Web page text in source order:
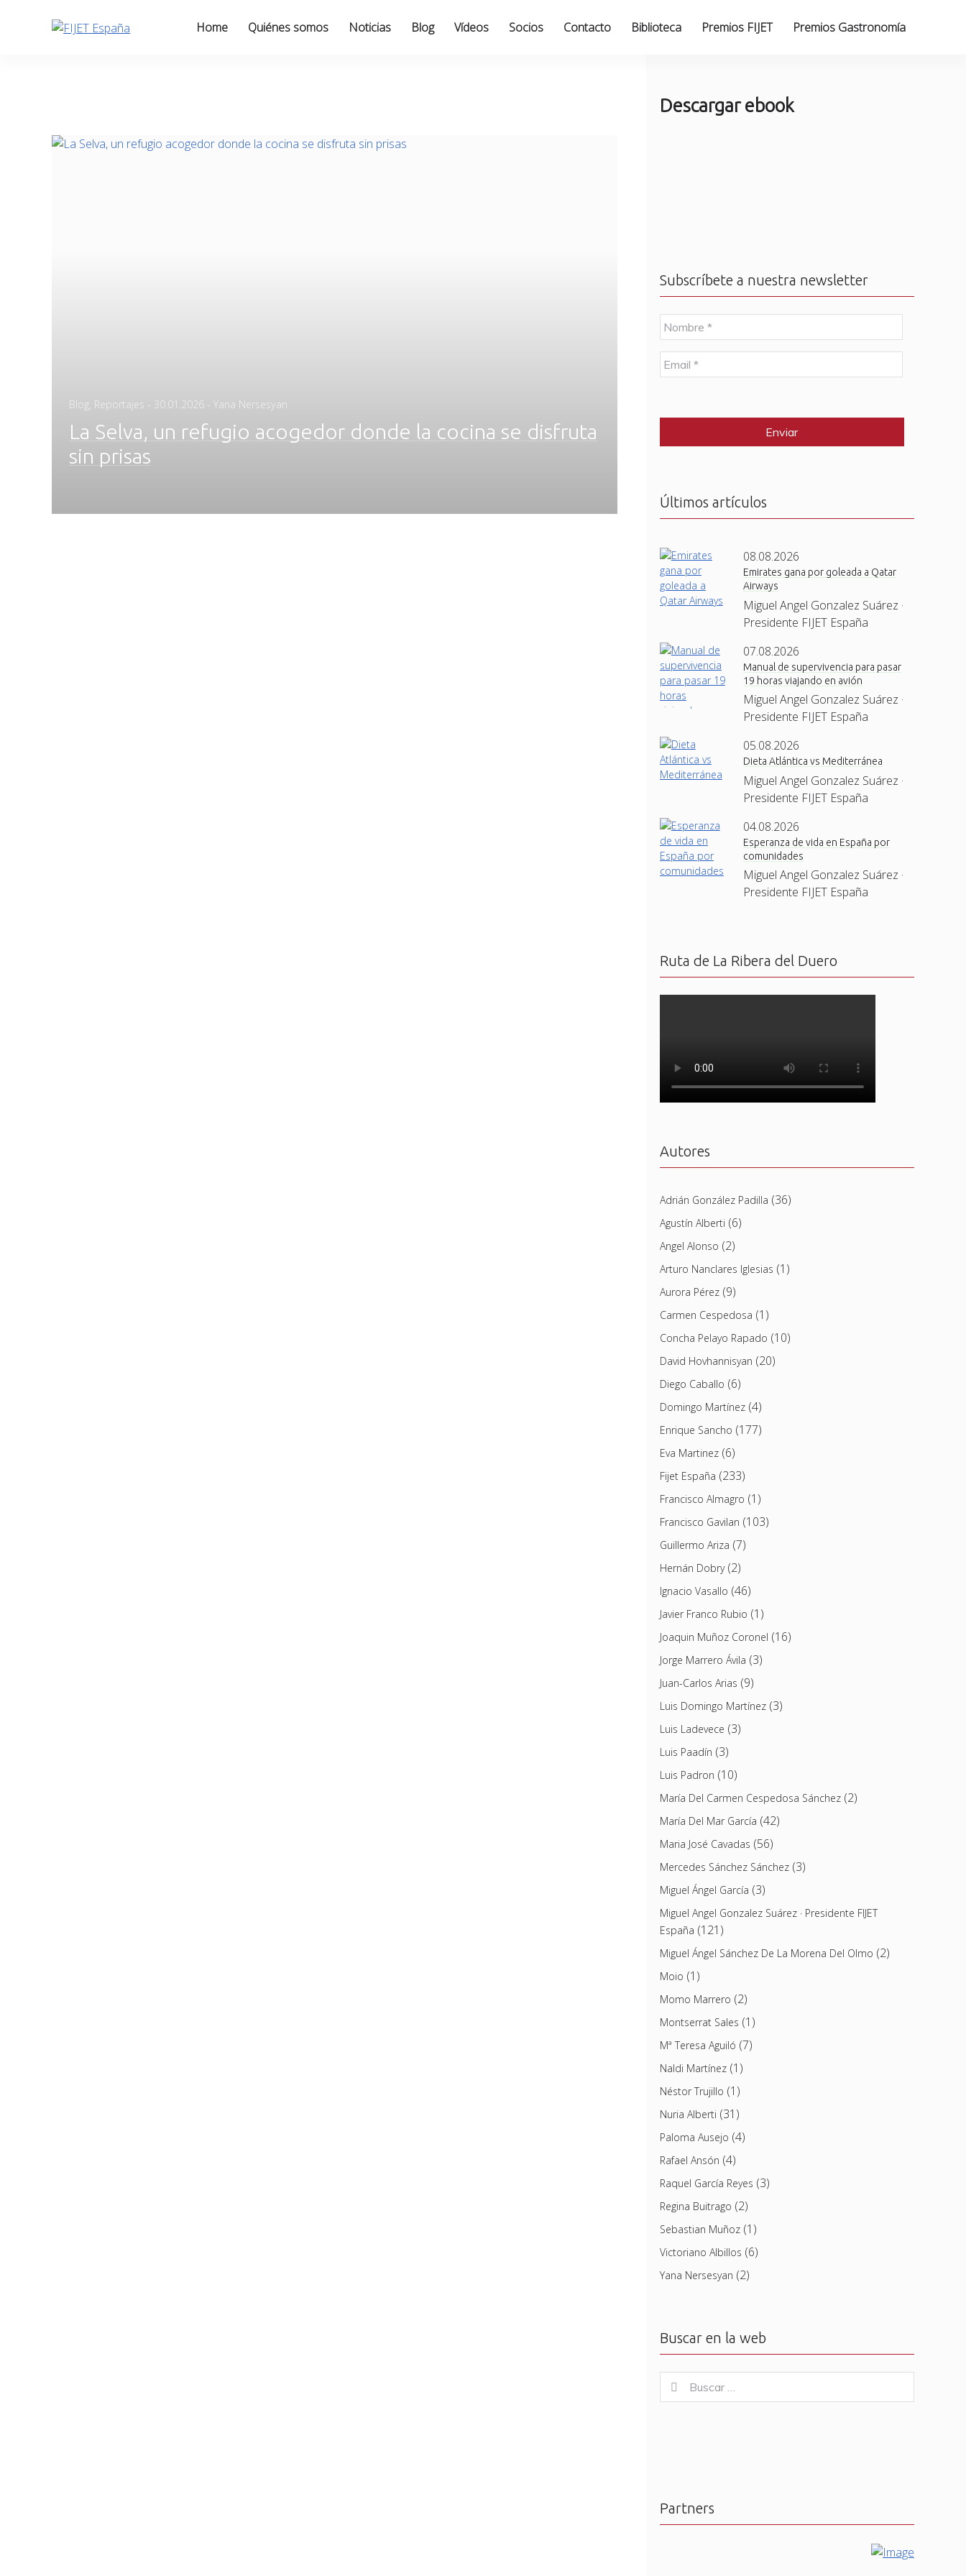
Home Quiénes somos Noticias Blog Vídeos Socios Contacto Biblioteca Premios FIJET Premios Gastronomía
Blog, Reportajes - Posted
30.01.2026 - Yana Nersesyan
La Selva, un refugio acogedor donde la cocina se disfruta
sin prisas
Descargar ebook
Subscríbete a nuestra newsletter
N
o
m
b
r
E
m
l
Últimos artículos
08.08.2026
Emirates gana por goleada a Qatar
Airways
Miguel Angel Gonzalez Suárez ·
Presidente FIJET España
07.08.2026
Manual de supervivencia para pasar
19 horas viajando en avión
Miguel Angel Gonzalez Suárez ·
Presidente FIJET España
05.08.2026
Dieta Atlántica vs Mediterránea
Miguel Angel Gonzalez Suárez ·
Presidente FIJET España
04.08.2026
Esperanza de vida en España por
comunidades
Miguel Angel Gonzalez Suárez ·
Presidente FIJET España
Ruta de La Ribera del Duero
Autores
Adrián González Padilla (36)
Agustín Alberti (6)
Angel Alonso (2)
Arturo Nanclares Iglesias (1)
Aurora Pérez(9)
Carmen Cespedosa (1)
Concha Pelayo Rapado (10)
David Hovhannisyan (20)
Diego Caballo (6)
Domingo Martínez(4)
Enrique Sancho (177)
Eva Martinez(6)
Fijet España (233)
Francisco Almagro (1)
Francisco Gavilan (103)
Guillermo Ariza (7)
Hernán Dobry(2)
Ignacio Vasallo (46)
Javier Franco Rubio (1)
Joaquin Muñoz Coronel (16)
Jorge Marrero Ávila (3)
Juan-Carlos Arias (9)
Luis Domingo Martínez(3)
Luis Ladevece (3)
Luis Paadín (3)
Luis Padron (10)
María Del Carmen Cespedosa Sánchez(2)
María Del Mar García (42)
Maria José Cavadas (56)
Mercedes Sánchez Sánchez(3)
Miguel Ángel García (3)
Miguel Angel Gonzalez Suárez · Presidente FIJET
España (121)
Miguel Ángel Sánchez De La Morena Del Olmo (2)
Moio (1)
Momo Marrero (2)
Montserrat Sales (1)
Mª Teresa Aguiló (7)
Naldi Martínez(1)
Néstor Trujillo (1)
Nuria Alberti (31)
Paloma Ausejo (4)
Rafael Ansón (4)
Raquel García Reyes (3)
Regina Buitrago (2)
Sebastian Muñoz(1)
Victoriano Albillos (6)
Yana Nersesyan (2)
Buscar en la web
for:
Buscar
Partners